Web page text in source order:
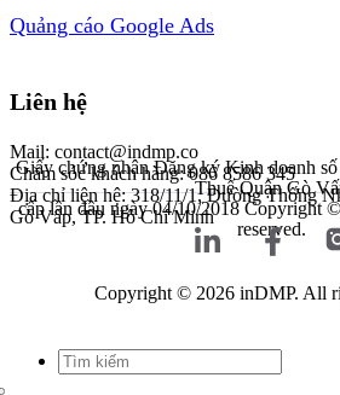
Quảng cáo Google Ads
Liên hệ
Mail: contact@indmp.co
Chăm sóc khách hàng: 086 8586 345
Địa chỉ liên hệ: 318/11/1, Đường Thống
Gò Vấp, TP. Hồ Chí Minh
Giấy chứng nhận Đăng ký Kinh doanh
Thuế Quận Gò
cấp lần đầu ngày 04/10/2018Copyright
reserved.
Copyright © 2026 inDMP. All